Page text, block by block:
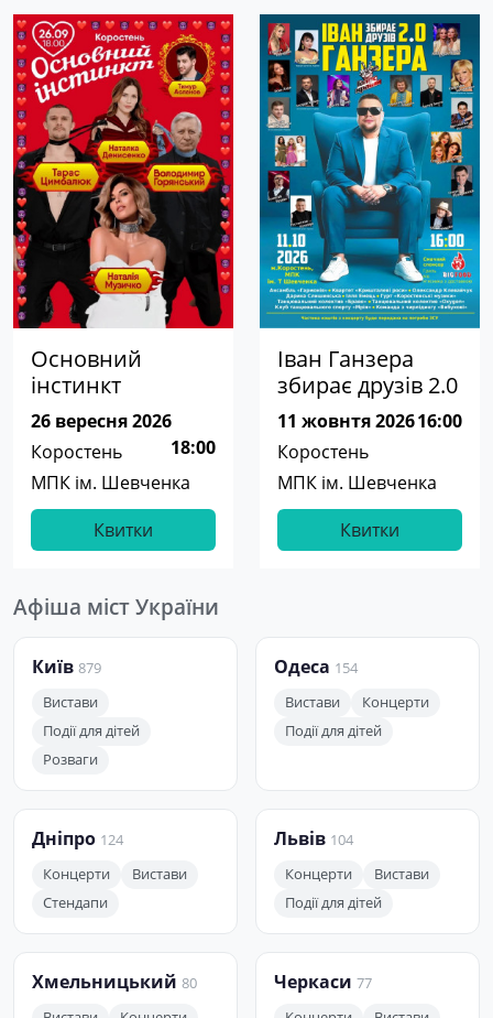
Основний
інстинкт
26 вересня 2026
18:00
Коростень
МПК ім. Шевченка
Квитки
Іван Ганзера
збирає друзів 2.0
11 жовнтя 202616:00
Коростень
МПК ім. Шевченка
Квитки
Афіша міст України
Київ 879
Вистави
Події для дітей
Розваги
Одеса 154
Вистави
Концерти
Події для дітей
Дніпро 124
Концерти
Вистави
Стендапи
Львів 104
Концерти
Вистави
Події для дітей
Хмельницький 80
Черкаси 77